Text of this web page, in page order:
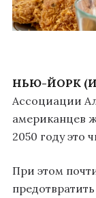
НЬЮ-ЙОРК
Ассоциации
американцев
2050 году это
При этом